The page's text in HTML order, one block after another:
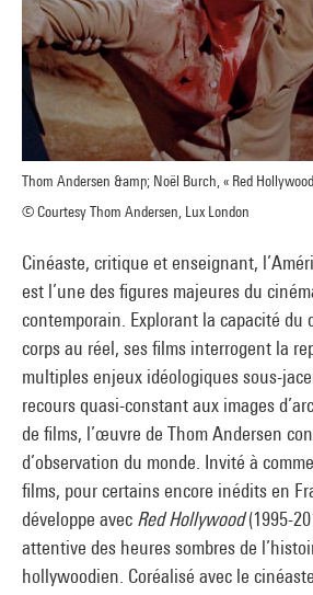
Thom Andersen &amp; Noël Burch, « Red
© Courtesy Thom Andersen, Lux London
Cinéaste, critique et enseignant,
est l’une des figures majeures du
contemporain. Explorant la capacité du
corps au réel, ses films interrogent la
multiples enjeux idéologiques sous-
recours quasi-constant aux images
de films, l’œuvre de Thom Andersen
d’observation du monde. Invité à
films, pour certains encore inédits en
développe avec Red Hollywood(1995-
attentive des heures sombres de
hollywoodien. Coréalisé avec le